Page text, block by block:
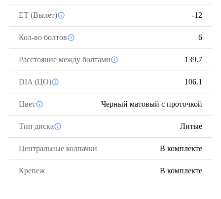
ЕТ (Вылет) -12
Кол-во болтов 6
Расстояние между болтами 139.7
DIA (ЦО) 106.1
Цвет Черный матовый с проточкой
Тип диска Литые
Центральные колпачки В комплекте
Крепеж В комплекте